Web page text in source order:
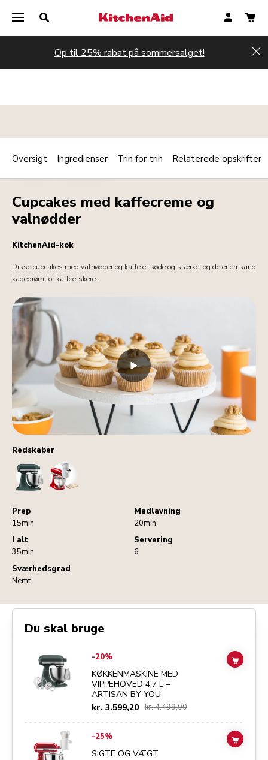
Op til 25% rabat på sommersalget!
Redskaber
StandMixer
Sifter
Prep
15min
Madlavning
20min
I alt
35min
Servering
6
Sværhedsgrad
Nemt
BAGERI DESSERTER Print
Cupcakes med kaffecreme og
valnødder
KitchenAid-kok
Disse cupcakes med valnødder og kaffe er søde og stærke, og de er en sand
kagedrøm for kaffeelskere.
Oversigt Ingredienser Trin for trin Relaterede opskrifter
Du skal bruge
Go toKØKKENMASKINE MED VIPPEHOVED 4,7 L – ARTISAN BY YOU
-20%
KØKKENMASKINE MED
VIPPEHOVED 4,7 L –
ARTISAN BY YOU
kr. 3.599,20 kr. 4.499,00
ADD
SIGTE OG VÆGTdetails page
-25%
SIGTE OG VÆGT
ADD